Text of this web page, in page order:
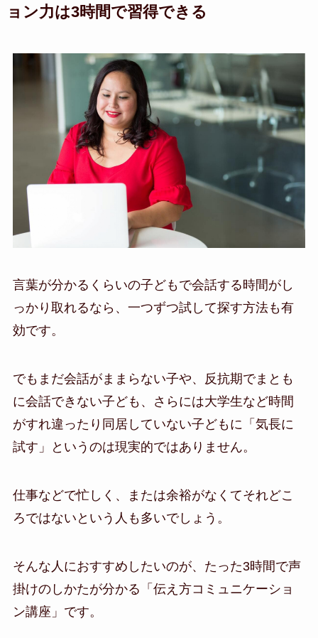
ョン力は3時間で習得できる
言葉が分かるくらいの子どもで会話する時間がし
っかり取れるなら、一つずつ試して探す方法も有
効です。
でもまだ会話がままらない子や、反抗期でまとも
に会話できない子ども、さらには大学生など時間
がすれ違ったり同居していない子どもに「気長に
試す」というのは現実的ではありません。
仕事などで忙しく、または余裕がなくてそれどこ
ろではないという人も多いでしょう。
そんな人におすすめしたいのが、たった3時間で声
掛けのしかたが分かる「伝え方コミュニケーショ
ン講座」です。